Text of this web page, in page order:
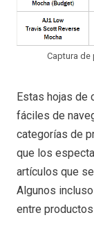
Captura de
Estas hojas de
fáciles de
categorías de
que los
artículos que
Algunos
entre